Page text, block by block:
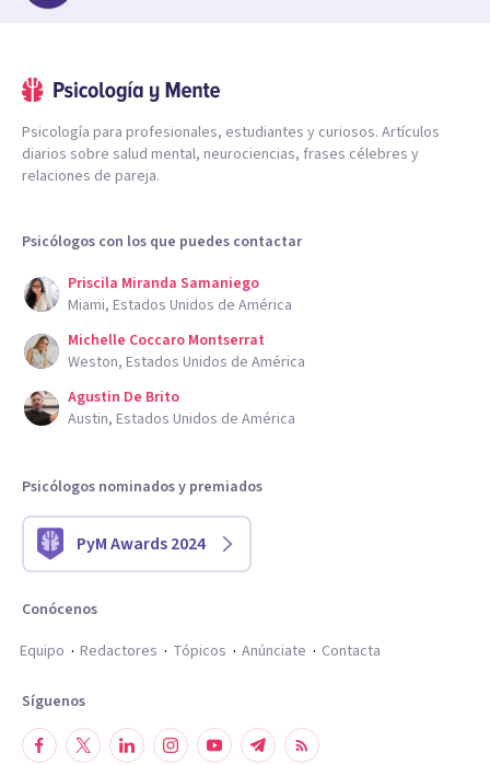
Psicología para profesionales, estudiantes y curiosos. Artículos
diarios sobre salud mental, neurociencias, frases célebres y
relaciones de pareja.
Psicólogos con los que puedes contactar
Priscila Miranda Samaniego
Miami, Estados Unidos de América
Michelle Coccaro Montserrat
Weston, Estados Unidos de América
Agustin De Brito
Austin, Estados Unidos de América
Psicólogos nominados y premiados
PyM Awards 2024
Conócenos
Equipo
Redactores Tópicos Anúnciate Contacta
Síguenos